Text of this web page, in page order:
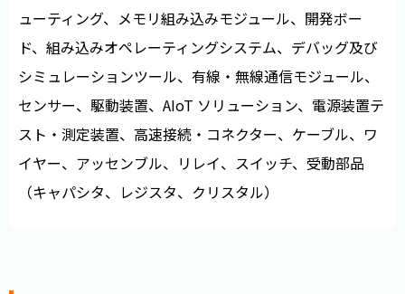
ューティング、メモリ組み込みモジュール、開発ボー
ド、組み込みオペレーティングシステム、デバッグ及び
シミュレーションツール、有線・無線通信モジュール、
センサー、駆動装置、AIoT ソリューション、電源装置テ
スト・測定装置、高速接続・コネクター、ケーブル、ワ
イヤー、アッセンブル、リレイ、スイッチ、受動部品
（キャパシタ、レジスタ、クリスタル）